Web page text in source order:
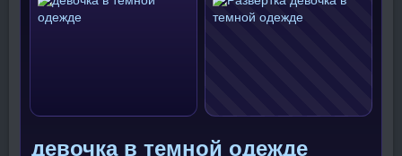
девочка в темной одежде